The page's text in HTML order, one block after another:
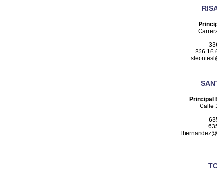
326 16
Principal
Calle